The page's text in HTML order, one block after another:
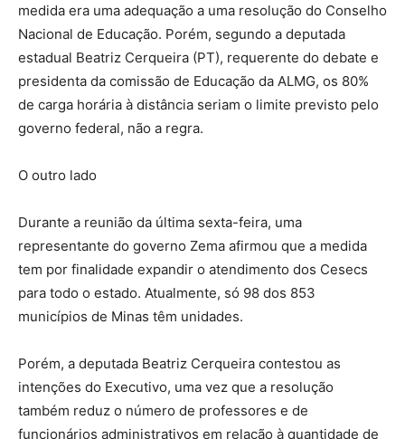
medida era uma adequação a uma resolução do Conselho
Nacional de Educação. Porém, segundo a deputada
estadual Beatriz Cerqueira (PT), requerente do debate e
presidenta da comissão de Educação da ALMG, os 80%
de carga horária à distância seriam o limite previsto pelo
governo federal, não a regra.
O outro lado
Durante a reunião da última sexta-feira, uma
representante do governo Zema afirmou que a medida
tem por finalidade expandir o atendimento dos Cesecs
para todo o estado. Atualmente, só 98 dos 853
municípios de Minas têm unidades.
Porém, a deputada Beatriz Cerqueira contestou as
intenções do Executivo, uma vez que a resolução
também reduz o número de professores e de
funcionários administrativos em relação à quantidade de